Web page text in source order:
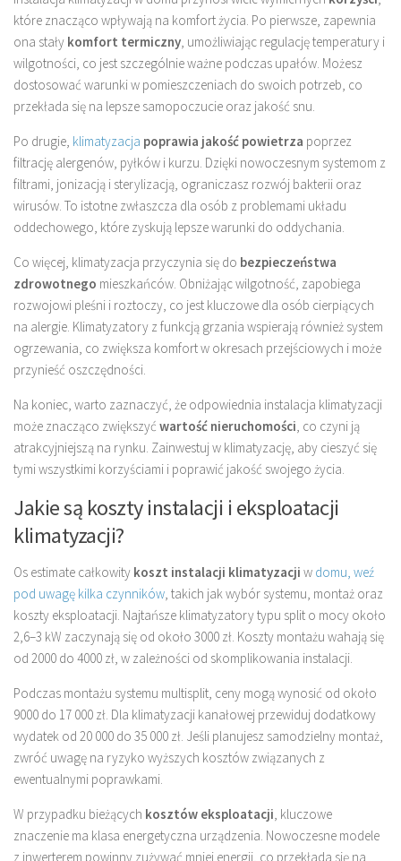
które znacząco wpływają na komfort życia. Po pierwsze, zapewnia
ona stały komfort termiczny , umożliwiając regulację temperatury i
wilgotności, co jest szczególnie ważne podczas upałów. Możesz
dostosować warunki w pomieszczeniach do swoich potrzeb, co
przekłada się na lepsze samopoczucie oraz jakość snu.
Po drugie, klimatyzacja poprawia jakość powietrza poprzez
filtrację alergenów, pyłków i kurzu. Dzięki nowoczesnym systemom z
filtrami, jonizacją i sterylizacją, ograniczasz rozwój bakterii oraz
wirusów. To istotne zwłaszcza dla osób z problemami układu
oddechowego, które zyskują lepsze warunki do oddychania.
Co więcej, klimatyzacja przyczynia się do bezpieczeństwa
zdrowotnego mieszkańców. Obniżając wilgotność, zapobiega
rozwojowi pleśni i roztoczy, co jest kluczowe dla osób cierpiących
na alergie. Klimatyzatory z funkcją grzania wspierają również system
ogrzewania, co zwiększa komfort w okresach przejściowych i może
przynieść oszczędności.
Na koniec, warto zaznaczyć, że odpowiednia instalacja klimatyzacji
może znacząco zwiększyć wartość nieruchomości , co czyni ją
atrakcyjniejszą na rynku. Zainwestuj w klimatyzację, aby cieszyć się
tymi wszystkimi korzyściami i poprawić jakość swojego życia.
Jakie są koszty instalacji i eksploatacji
klimatyzacji?
Os estimate całkowity koszt instalacji klimatyzacji w domu, weź
pod uwagę kilka czynników , takich jak wybór systemu, montaż oraz
koszty eksploatacji. Najtańsze klimatyzatory typu split o mocy około
2,6–3 kW zaczynają się od około 3000 zł. Koszty montażu wahają się
od 2000 do 4000 zł, w zależności od skomplikowania instalacji.
Podczas montażu systemu multisplit, ceny mogą wynosić od około
9000 do 17 000 zł. Dla klimatyzacji kanałowej przewiduj dodatkowy
wydatek od 20 000 do 35 000 zł. Jeśli planujesz samodzielny montaż,
zwróć uwagę na ryzyko wyższych kosztów związanych z
ewentualnymi poprawkami.
W przypadku bieżących kosztów eksploatacji , kluczowe
znaczenie ma klasa energetyczna urządzenia. Nowoczesne modele
z inwerterem powinny zużywać mniej energii, co przekłada się na